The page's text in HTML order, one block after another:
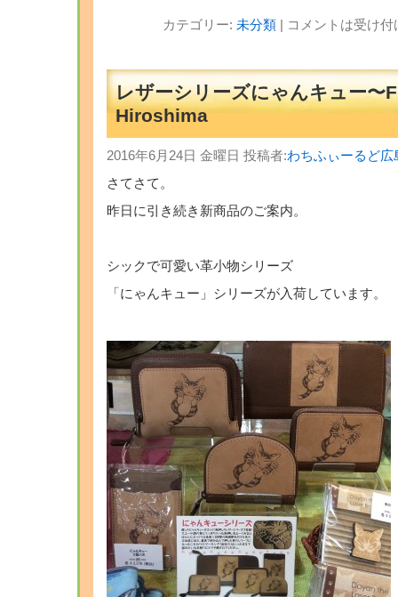
カテゴリー: 未分類| コメントは受け
レザーシリーズにゃんキュー〜
Hiroshima
2016年6月24日 金曜日 投稿者:わちふぃーるど
さてさて。
昨日に引き続き新商品のご案内。
シックで可愛い革小物シリーズ
「にゃんキュー」シリーズが入荷しています。